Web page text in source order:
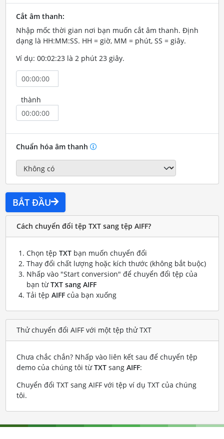
Cắt âm thanh:
Nhập mốc thời gian nơi bạn muốn cắt âm thanh. Định
dạng là HH:MM:SS. HH = giờ, MM = phút, SS = giây.
Ví dụ: 00:02:23 là 2 phút 23 giây.
thành
Chuẩn hóa âm thanh
BẮT ĐẦU
Cách chuyển đổi tệp TXT sang tệp AIFF?
Chọn tệp TXTbạn muốn chuyển đổi
Thay đổi chất lượng hoặc kích thước (không bắt buộc)
Nhấp vào "Start conversion" để chuyển đổi tệp của
bạn từTXT sang AIFF
Tải tệp AIFFcủa bạn xuống
Thử chuyển đổi AIFF với một tệp thử TXT
Chưa chắc chắn? Nhấp vào liên kết sau để chuyển tệp
demo của chúng tôi từTXTsang AIFF:
Chuyển đổi TXT sang AIFF với tệp ví dụ TXT của chúng
tôi.